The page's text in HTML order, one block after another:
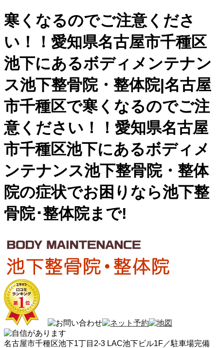
寒くなるのでご注意くださ
い！！愛知県名古屋市千種区
池下にあるボディメンテナン
ス池下整骨院・整体院|名古屋
市千種区で寒くなるのでご注
意ください！！愛知県名古屋
市千種区池下にあるボディメ
ンテナンス池下整骨院・整体
院の症状でお困りなら池下整
骨院･整体院まで!
名古屋市千種区池下1丁目2-3 LAC池下ビル1F／駐車場完備